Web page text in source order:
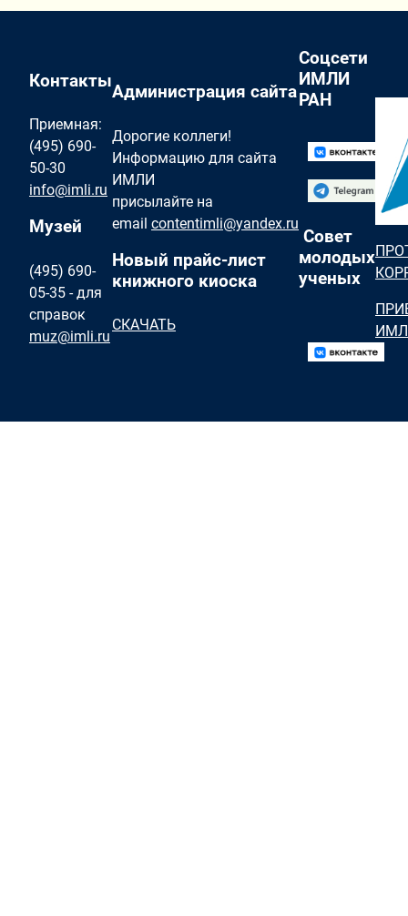
Контакты
Приемная:
(495) 690-
50-30
info@imli.ru
Музей
(495) 690-
05-35 - для
справок
muz@imli.ru
Администрация сайта
Дорогие коллеги!
Информацию для сайта
ИМЛИ
присылайте на
email contentimli@yandex.ru
Новый прайс-лист
книжного киоска
СКАЧАТЬ
Соцсети
ИМЛИ
РАН
Совет
молодых
ученых